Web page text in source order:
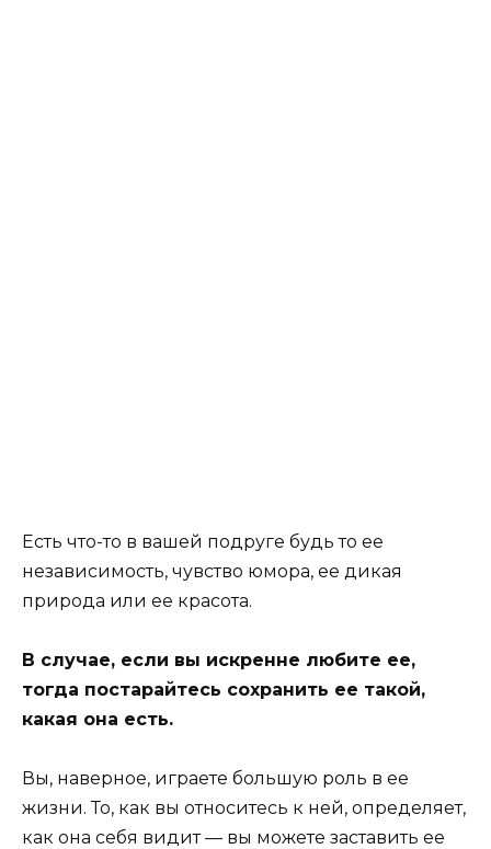
Есть что-то в вашей подруге будь то ее
независимость, чувство юмора, ее дикая
природа или ее красота.
В случае, если вы искренне любите ее,
тогда постарайтесь сохранить ее такой,
какая она есть.
Вы, наверное, играете большую роль в ее
жизни. То, как вы относитесь к ней, определяет,
как она себя видит— вы можете заставить ее